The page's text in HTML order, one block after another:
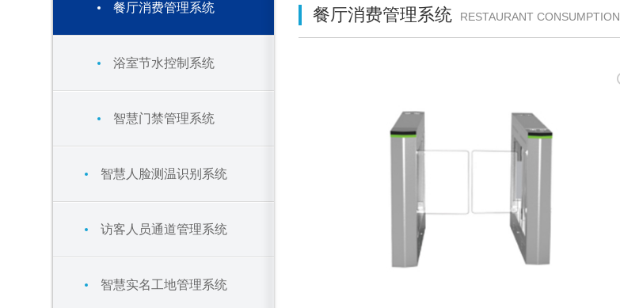
餐厅消费管理系统
浴室节水控制系统
智慧门禁管理系统
智慧人脸测温识别系统
访客人员通道管理系统
智慧实名工地管理系统
餐厅消费管理系统 RESTAURANT CONSUMPTION